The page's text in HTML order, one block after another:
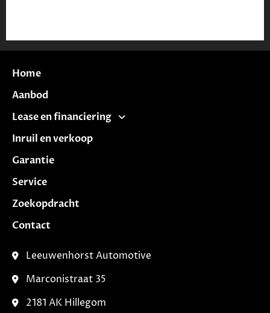
Home
Aanbod
Lease en financiering
Inruil en verkoop
Garantie
Service
Zoekopdracht
Contact
Leeuwenhorst Automotive
Marconistraat 35
2181 AK Hillegom